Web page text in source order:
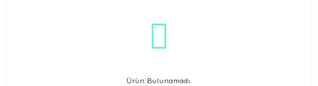
Ürün Bulunamadı.